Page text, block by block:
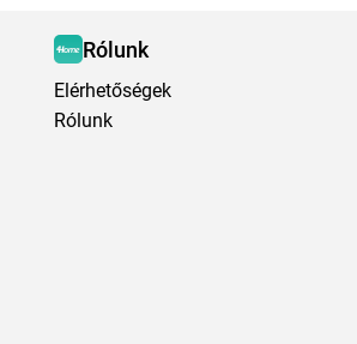
Rólunk
Elérhetőségek
Rólunk